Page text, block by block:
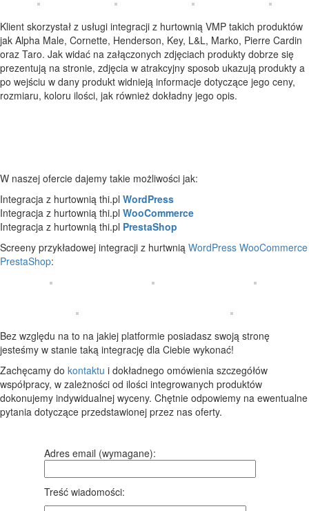
Klient skorzystał z usługi integracji z hurtownią VMP takich produktów
jak Alpha Male, Cornette, Henderson, Key, L&L, Marko, Pierre Cardin
oraz Taro. Jak widać na załączonych zdjęciach produkty dobrze się
prezentują na stronie, zdjęcia w atrakcyjny sposob ukazują produkty a
po wejściu w dany produkt widnieją informacje dotyczące jego ceny,
rozmiaru, koloru ilości, jak również dokładny jego opis.
W naszej ofercie dajemy takie możliwości jak:
Integracja z hurtownią thi.pl WordPress
Integracja z hurtownią thi.pl WooCommerce
Integracja z hurtownią thi.pl PrestaShop
Screeny przykładowej integracji z hurtwnią WordPress WooCommerce
PrestaShop:
Bez względu na to na jakiej platformie posiadasz swoją stronę
jesteśmy w stanie taką integrację dla Ciebie wykonać!
Zachęcamy do kontaktu i dokładnego omówienia szczegółów
współpracy, w zależności od ilości integrowanych produktów
dokonujemy indywidualnej wyceny. Chętnie odpowiemy na ewentualne
pytania dotyczące przedstawionej przez nas oferty.
Adres email (wymagane):
Treść wiadomości: